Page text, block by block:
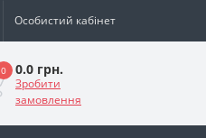
Особистий кабінет
0 0.0 грн.
Зробити
замовлення